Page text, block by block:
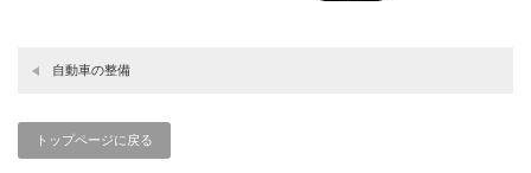
自動車の整備
トップページに戻る